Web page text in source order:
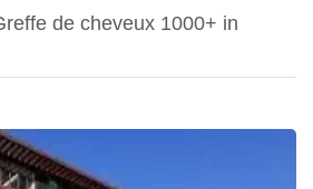
de cheveux 1000+ in